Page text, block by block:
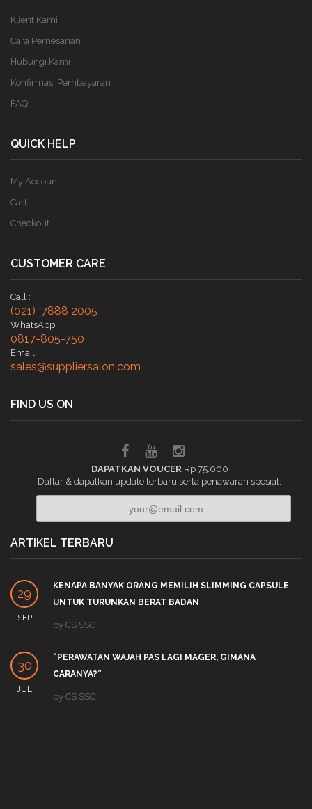
Klient Kami
Cara Pemesanan
Hubungi Kami
Konfirmasi Pembayaran
FAQ
QUICK HELP
My Account
Cart
Checkout
CUSTOMER CARE
Call :
(021) 7888 2005
WhatsApp
0817-805-750
Email
sales@suppliersalon.com
FIND US ON
DAPATKAN VOUCER Rp 75.000
Daftar & dapatkan update terbaru serta penawaran spesial.
ARTIKEL TERBARU
29
SEP
KENAPA BANYAK ORANG MEMILIH SLIMMING CAPSULE
UNTUK TURUNKAN BERAT BADAN
by CS SSC
30
JUL
“PERAWATAN WAJAH PAS LAGI MAGER, GIMANA
CARANYA?”
by CS SSC